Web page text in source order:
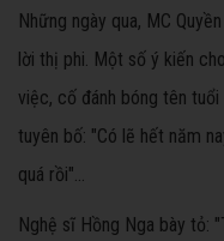
Những ngày qua, MC
lời thị phi. Một số ý kiến
việc, cố đánh bóng tên
tuyên bố: "Có lẽ hết năm
quá rồi"...
Nghệ sĩ Hồng Nga bày tỏ: